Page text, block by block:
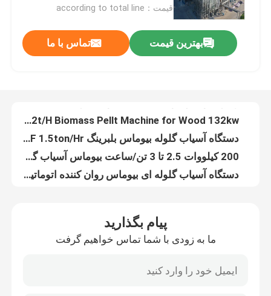
ویدیو
دربارهی ما
کنترل کیفیت
تماس با ما
قیمت：according to total line
بهترین قیمت تماس با ما
2 غلتک 1tph بیوماس دستگاه آسیاب گلوله
خط تولید گلوله های چوبی 2 تا سوم
پیام بگذارید
ما به زودی با شما تماس خواهیم گرفت